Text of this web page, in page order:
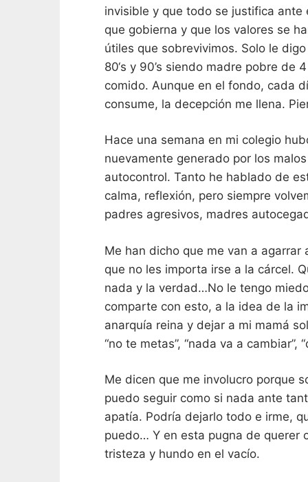
invisible y que todo se justifica
que gobierna y que los valores se
útiles que sobrevivimos. Solo le
80‘s y 90’s siendo madre pobre de
comido. Aunque en el fondo, cada
consume, la decepción me llena.
Hace una semana en mi colegio
nuevamente generado por los
autocontrol. Tanto he hablado de
calma, reflexión, pero siempre
padres agresivos, madres
Me han dicho que me van a
que no les importa irse a la cárcel.
nada y la verdad…No le tengo
comparte con esto, a la idea de la
anarquía reina y dejar a mi mamá
“no te metas”, “nada va a cambiar”,
Me dicen que me involucro porque
puedo seguir como si nada ante
apatía. Podría dejarlo todo e irme,
puedo… Y en esta pugna de querer
tristeza y hundo en el vacío.